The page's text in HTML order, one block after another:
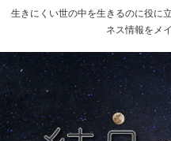
生きにくい世の中を生きるのに役に
ネス情報をメ